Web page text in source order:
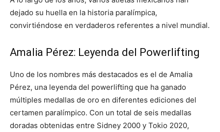
dejado su huella en la historia paralímpica,
convirtiéndose en verdaderos referentes a nivel mundial.
Amalia Pérez: Leyenda del Powerlifting
Uno de los nombres más destacados es el de Amalia
Pérez, una leyenda del powerlifting que ha ganado
múltiples medallas de oro en diferentes ediciones del
certamen paralímpico. Con un total de seis medallas
doradas obtenidas entre Sidney 2000 y Tokio 2020,